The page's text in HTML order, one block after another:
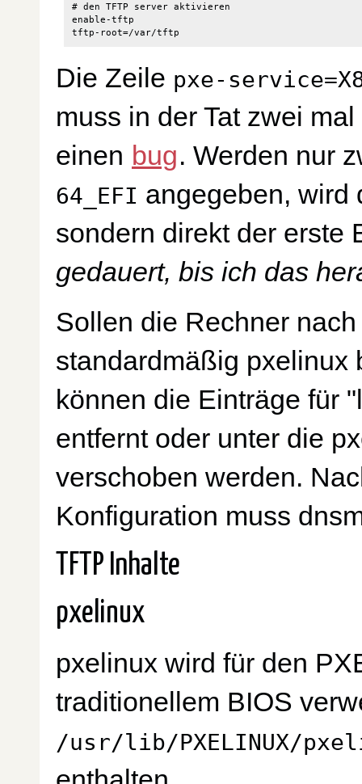
# den TFTP server aktivieren
enable-tftp
Die Zeile pxe-
muss in der Tat zwei
einen bug. Werden nur
64_EFI angegeben, wird
sondern direkt der erste
gedauert, bis ich das
Sollen die Rechner
standardmäßig pxelinux
können die Einträge für
entfernt oder unter die
verschoben werden.
Konfiguration muss
TFTP Inhalte
pxelinux
pxelinux wird für den
traditionellem BIOS
/usr/lib/PXELINUX/